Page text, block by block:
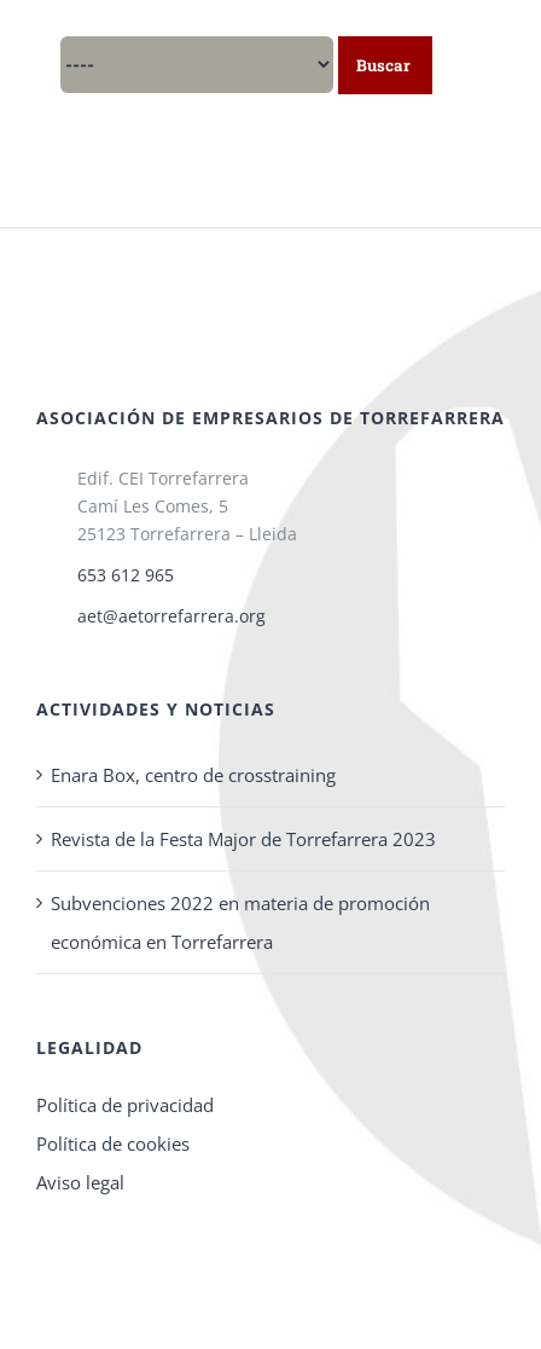
ASOCIACIÓN DE EMPRESARIOS DE TORREFARRERA
Edif. CEI Torrefarrera
Camí Les Comes, 5
25123 Torrefarrera – Lleida
653 612 965
aet@aetorrefarrera.org
ACTIVIDADES Y NOTICIAS
Enara Box, centro de crosstraining
Revista de la Festa Major de Torrefarrera 2023
Subvenciones 2022 en materia de promoción
económica en Torrefarrera
LEGALIDAD
Política de privacidad
Política de cookies
Aviso legal